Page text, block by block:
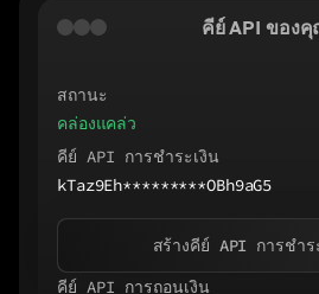
คีย์ API ของ
สถานะ
คล่องแคล่ว
คีย์ API การชำระเงิน
kTaz9Eh*********OBh9aG5
สร้างคีย์ API การชำร
คีย์ API การถอนเงิน